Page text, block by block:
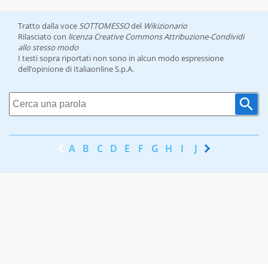
Tratto dalla voce SOTTOMESSOdel Wikizionario
Rilasciato con licenza Creative Commons Attribuzione-Condividi
allo stesso modo
I testi sopra riportati non sono in alcun modo espressione
dell’opinione di Italiaonline S.p.A.
A B C D E F G H I J K